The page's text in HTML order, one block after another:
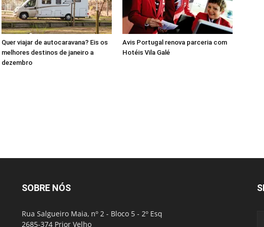
Quer viajar de autocaravana? Eis os
melhores destinos de janeiro a
dezembro
Avis Portugal renova parceria com
Hotéis Vila Galé
SOBRE NÓS
Rua Salgueiro Maia, nº 2 - Bloco 5 - 2º Esq
2685-374 Prior Velho